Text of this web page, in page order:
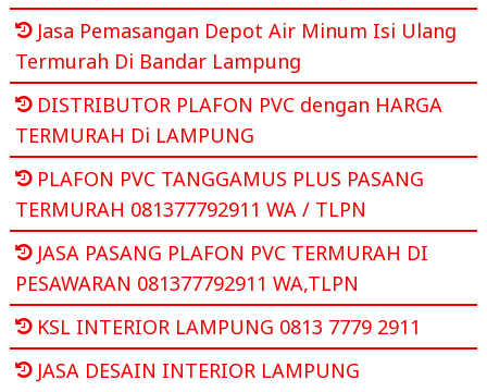
Jasa Pemasangan Depot Air Minum Isi Ulang
Termurah Di Bandar Lampung
DISTRIBUTOR PLAFON PVC dengan HARGA
TERMURAH Di LAMPUNG
PLAFON PVC TANGGAMUS PLUS PASANG
TERMURAH 081377792911 WA / TLPN
JASA PASANG PLAFON PVC TERMURAH DI
PESAWARAN 081377792911 WA,TLPN
KSL INTERIOR LAMPUNG 0813 7779 2911
JASA DESAIN INTERIOR LAMPUNG